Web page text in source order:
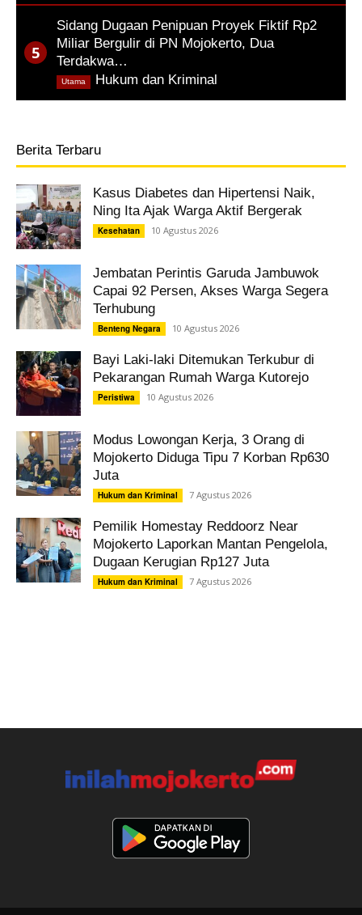
Sidang Dugaan Penipuan Proyek Fiktif Rp2
Miliar Bergulir di PN Mojokerto, Dua
Terdakwa…
Hukum dan Kriminal
Utama
Berita Terbaru
Kasus Diabetes dan Hipertensi Naik,
Ning Ita Ajak Warga Aktif Bergerak
Kesehatan 10 Agustus 2026
Jembatan Perintis Garuda Jambuwok
Capai 92 Persen, Akses Warga Segera
Terhubung
Benteng Negara 10 Agustus 2026
Bayi Laki-laki Ditemukan Terkubur di
Pekarangan Rumah Warga Kutorejo
Peristiwa 10 Agustus 2026
Modus Lowongan Kerja, 3 Orang di
Mojokerto Diduga Tipu 7 Korban Rp630
Juta
Hukum dan Kriminal 7 Agustus 2026
Pemilik Homestay Reddoorz Near
Mojokerto Laporkan Mantan Pengelola,
Dugaan Kerugian Rp127 Juta
Hukum dan Kriminal 7 Agustus 2026